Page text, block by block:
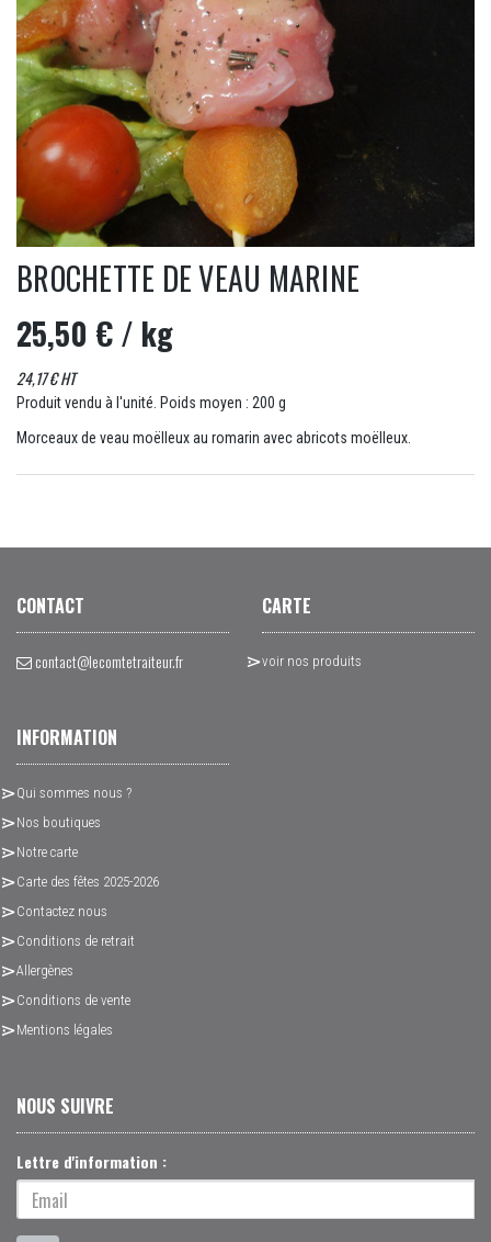
BROCHETTE DE VEAU MARINE
25,50 €/ kg
24,17 € HT
Produit vendu à l'unité. Poids moyen : 200 g
Morceaux de veau moëlleux au romarin avec abricots moëlleux.
CONTACT
contact@lecomtetraiteur.fr
CARTE
voir nos produits
INFORMATION
Qui sommes nous ?
Nos boutiques
Notre carte
Carte des fêtes 2025-2026
Contactez nous
Conditions de retrait
Allergènes
Conditions de vente
Mentions légales
NOUS SUIVRE
Lettre d'information :